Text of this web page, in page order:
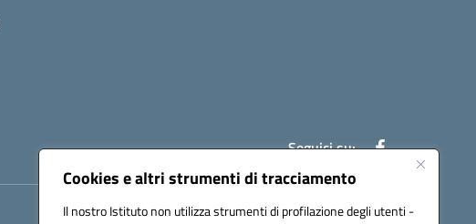
Cookies e altri strumenti di tracciamento
Il nostro Istituto non utilizza strumenti di profilazione degli utenti -
Seguici su: